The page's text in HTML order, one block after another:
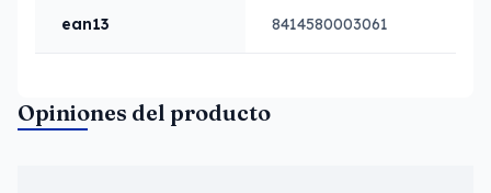
ean13 8414580003061
Opiniones del producto